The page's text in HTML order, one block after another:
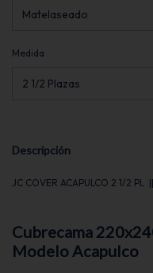
Medida
Descripción
JC COVER ACAPULCO 2 1/2
Cubrecama
Modelo Acapulco